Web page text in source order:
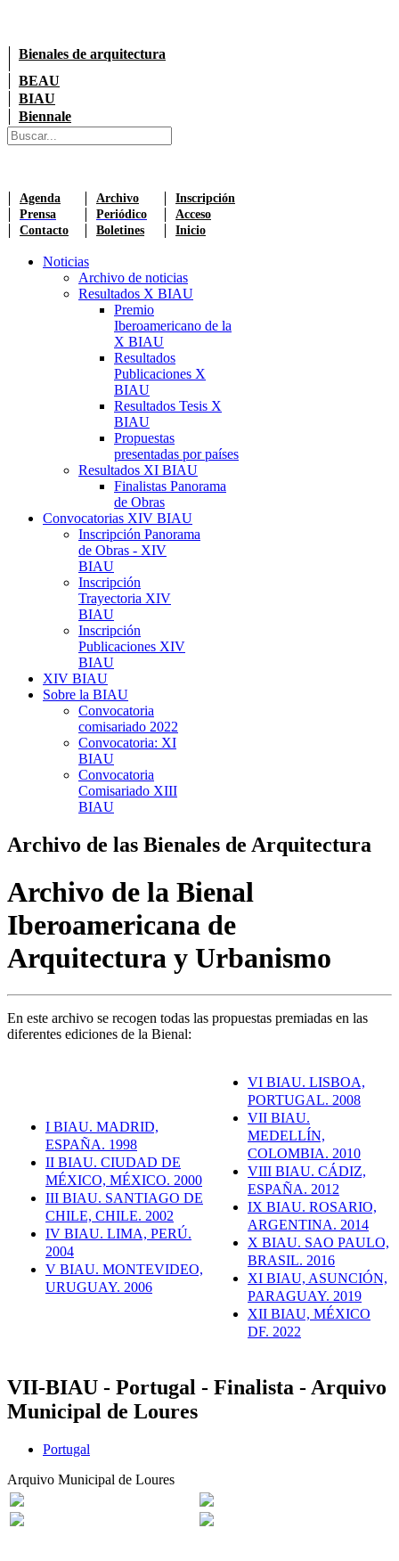
Bienales de arquitectura
BEAU
BIAU
Biennale
Agenda Archivo
Inscripción
Prensa
Periódico
Acceso
Contacto
Boletines Inicio
Noticias
Archivo de noticias
Resultados X BIAU
Premio
Iberoamericano de la
X BIAU
Resultados
Publicaciones X
BIAU
Resultados Tesis X
BIAU
Propuestas
presentadas por países
Resultados XI BIAU
Finalistas Panorama
de Obras
Convocatorias XIV BIAU
Inscripción Panorama
de Obras - XIV
BIAU
Inscripción
Trayectoria XIV
BIAU
Inscripción
Publicaciones XIV
BIAU
XIV BIAU
Sobre la BIAU
Convocatoria
comisariado 2022
Convocatoria: XI
BIAU
Convocatoria
Comisariado XIII
BIAU
Archivo de las Bienales de Arquitectura
Archivo de la Bienal
Iberoamericana de
Arquitectura y Urbanismo
En este archivo se recogen todas las propuestas premiadas en las
diferentes ediciones de la Bienal:
I BIAU. MADRID,
ESPAÑA. 1998
II BIAU. CIUDAD DE
MÉXICO, MÉXICO. 2000
III BIAU. SANTIAGO DE
CHILE, CHILE. 2002
IV BIAU. LIMA, PERÚ.
2004
V BIAU. MONTEVIDEO,
URUGUAY. 2006
VI BIAU. LISBOA,
PORTUGAL. 2008
VII BIAU.
MEDELLÍN,
COLOMBIA. 2010
VIII BIAU. CÁDIZ,
ESPAÑA. 2012
IX BIAU. ROSARIO,
ARGENTINA. 2014
X BIAU. SAO PAULO,
BRASIL. 2016
XI BIAU, ASUNCIÓN,
PARAGUAY. 2019
XII BIAU, MÉXICO
DF. 2022
VII-BIAU - Portugal - Finalista - Arquivo
Municipal de Loures
Portugal
Arquivo Municipal de Loures